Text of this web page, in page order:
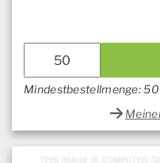
Mindestbestellmenge: